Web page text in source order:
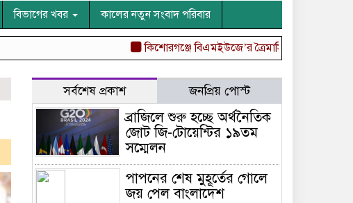
বিভাগের খবর কালের নতুন সংবাদ পরিবার
কিশোরগঞ্জে বিএমইউজে’র ত্রৈমাসিক আলোচনা সভা অনুষ্ঠিত
সর্বশেষ প্রকাশ জনপ্রিয় পোস্ট
ব্রাজিলে শুরু হচ্ছে অর্থনৈতিক
জোট জি-টোয়েন্টির ১৯তম
সম্মেলন
পাপনের শেষ মুহূর্তের গোলে
জয় পেল বাংলাদেশ